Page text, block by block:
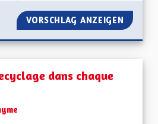
VORSCHLAG ANZEIGEN
dans chaque